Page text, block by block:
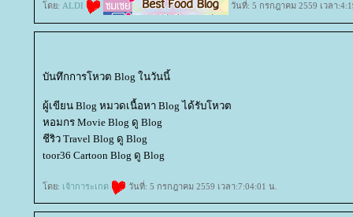
ดย: ALDI วันที่: 5 กรกฎาคม 2559 เวลา
บันทึกการโหวต Blog ในวันนี้
ผู้เขียน Blog หมวดเนื้อหา Blog ได้รับโหวต
หอมกร Movie Blog ดู Blog
ชีริว Travel Blog ดู Blog
toor36 Cartoon Blog ดู Blog
ดย: เจ้าการะเกด วันที่: 5 กรกฎาคม 2559 เวลา:7:04:01 น.